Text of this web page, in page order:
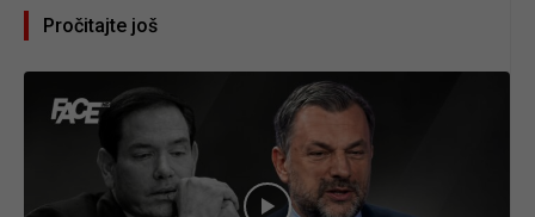
Pročitajte još